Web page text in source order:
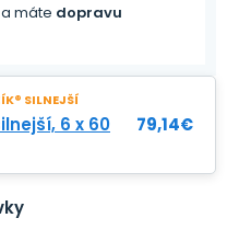
a máte dopravu
SILNEJŠÍ
6 x 60
79,14€